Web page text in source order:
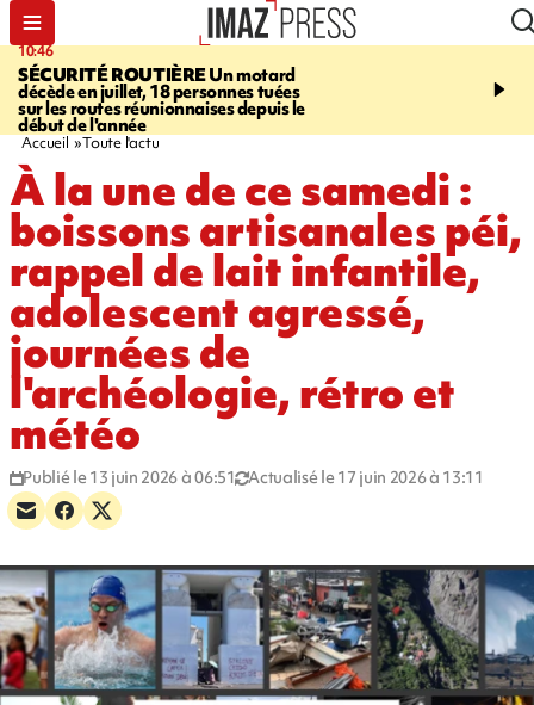
10:46
SÉCURITÉ ROUTIÈREUn motard
décède en juillet, 18 personnes tuées
sur les routes réunionnaises depuis le
début de l'année
13:49
mineurs - un courrier
Accueil Toute l'actu
À la une de ce samedi :
boissons artisanales péi,
rappel de lait infantile,
adolescent agressé,
journées de
l'archéologie, rétro et
météo
Publié le 13 juin 2026 à 06:51 Actualisé le 17 juin 2026 à 13:11